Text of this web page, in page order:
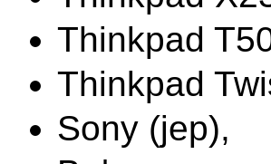
Thinkpad
Thinkpad
Sony (jep),